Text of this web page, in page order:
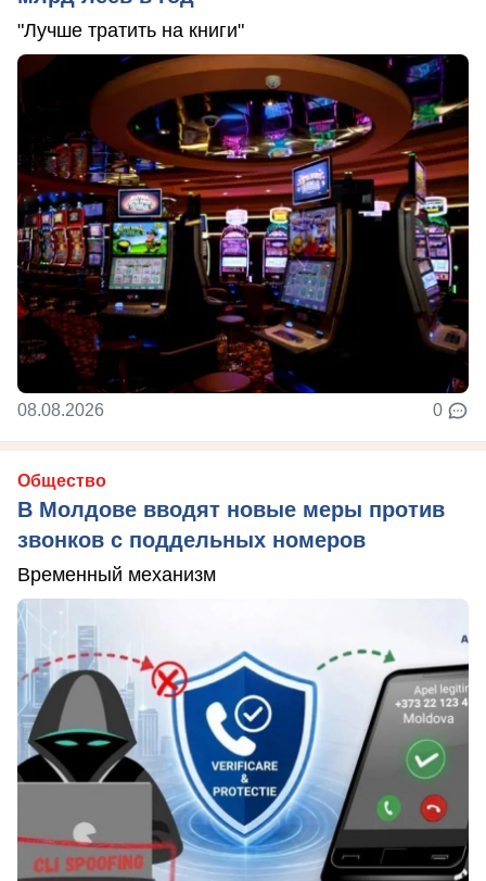
"Лучше тратить на книги"
08.08.2026 0
Общество
В Молдове вводят новые меры против
звонков с поддельных номеров
Временный механизм